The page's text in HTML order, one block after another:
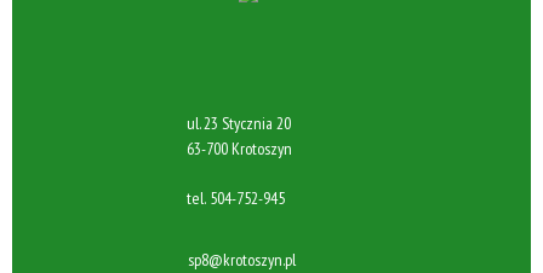
ul. 23 Stycznia 20
63-700 Krotoszyn
tel. 504-752-945
sp8@krotoszyn.pl